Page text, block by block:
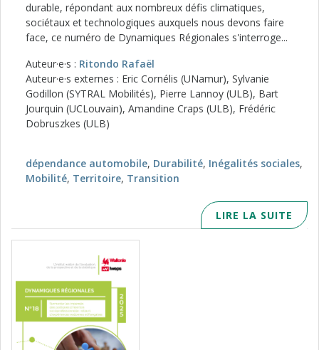
durable, répondant aux nombreux défis climatiques,
sociétaux et technologiques auxquels nous devons faire
face, ce numéro de Dynamiques Régionales s'interroge...
Auteur·e·s : Ritondo Rafaël
Auteur·e·s externes : Eric Cornélis (UNamur), Sylvanie
Godillon (SYTRAL Mobilités), Pierre Lannoy (ULB), Bart
Jourquin (UCLouvain), Amandine Craps (ULB), Frédéric
Dobruszkes (ULB)
dépendance automobile, Durabilité, Inégalités sociales,
Mobilité, Territoire, Transition
LIRE LA SUITE